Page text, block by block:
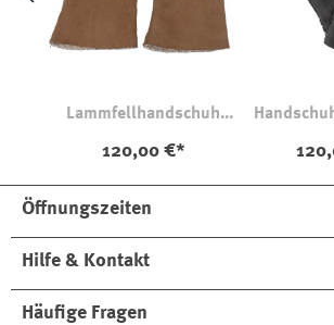
Lammfellhandschuh
120,00 €*
Öffnungszeiten
Hilfe & Kontakt
Häufige Fragen